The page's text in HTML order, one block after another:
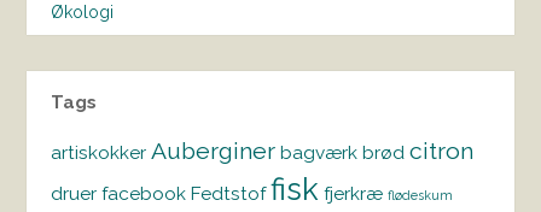
Økologi
Tags
artiskokker Auberginer bagværk brød citron
druer facebook Fedtstof fisk fjerkræ flødeskum